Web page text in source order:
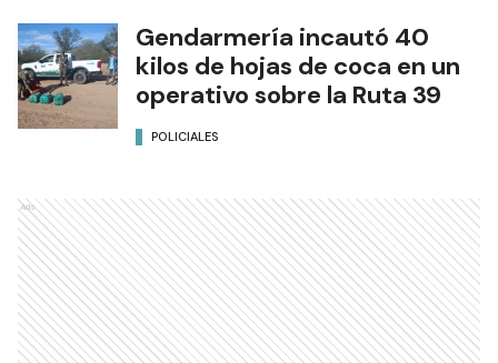
Gendarmería incautó 40
kilos de hojas de coca en un
operativo sobre la Ruta 39
POLICIALES
Ads